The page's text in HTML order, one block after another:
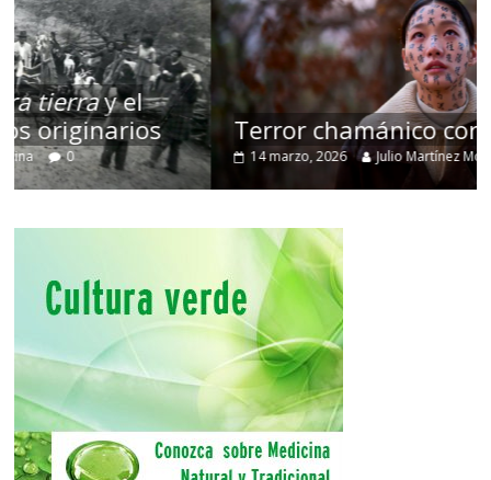
Terror chamánico coreano
14 marzo, 2026 Julio Martínez Molina 0